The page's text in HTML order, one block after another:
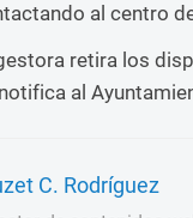
al centro
retira los
al
C. Rodríguez